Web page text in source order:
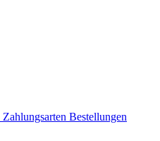
Zahlungsarten Bestellungen